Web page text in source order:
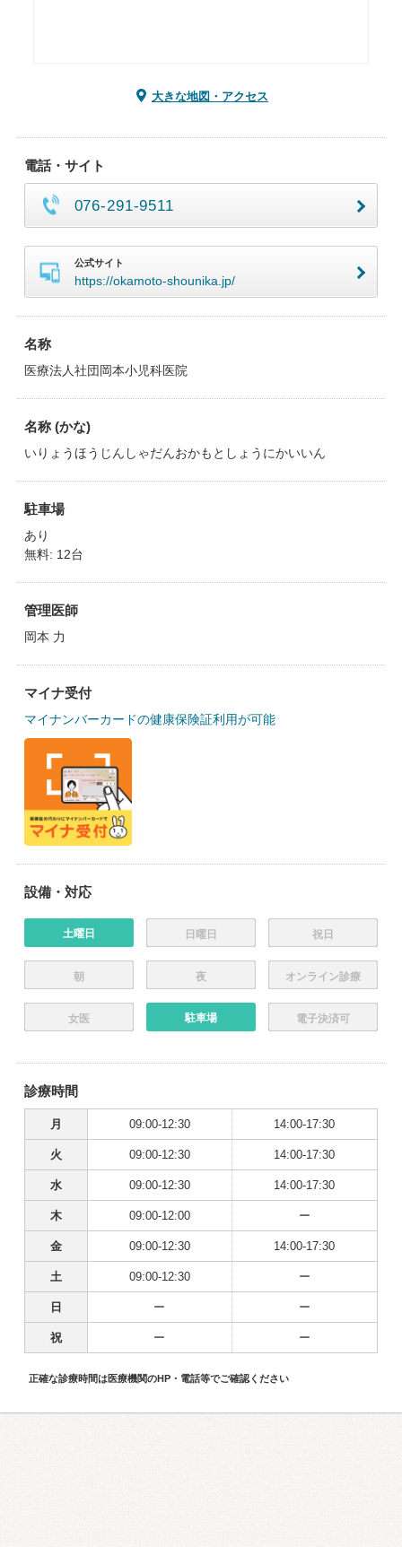
大きな地図・アクセス
電話・サイト
076-291-9511
公式サイト
https://okamoto-shounika.jp/
名称
医療法人社団岡本小児科医院
名称 (かな)
いりょうほうじんしゃだんおかもとしょうにかいいん
駐車場
あり
無料: 12台
管理医師
岡本 力
マイナ受付
マイナンバーカードの健康保険証利用が可能
設備・対応
土曜日 日曜日 祝日
朝 夜 オンライン診療
女医 駐車場 電子決済可
診療時間
月 09:00-12:30 14:00-17:30
火 09:00-12:30 14:00-17:30
水 09:00-12:30 14:00-17:30
木 09:00-12:00 ー
金 09:00-12:30 14:00-17:30
土 09:00-12:30 ー
日 ー ー
祝 ー ー
正確な診療時間は医療機関のHP・電話等でご確認ください